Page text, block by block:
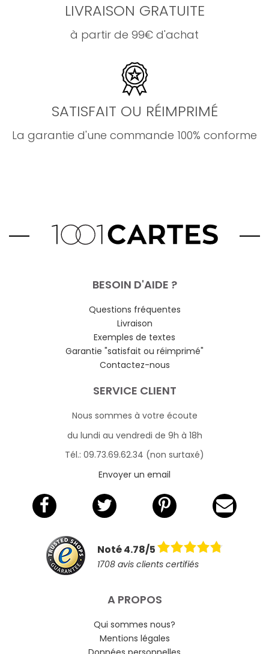
LIVRAISON GRATUITE
à partir de 99€ d'achat
SATISFAIT OU RÉIMPRIMÉ
La garantie d'une commande 100% conforme
BESOIN D'AIDE ?
Questions fréquentes
Livraison
Exemples de textes
Garantie "satisfait ou réimprimé"
Contactez-nous
SERVICE CLIENT
Nous sommes à votre écoute
du lundi au vendredi de 9h à 18h
Tél.: 09.73.69.62.34 (non surtaxé)
Envoyer un email
Noté 4.78/5
1708 avis clients certifiés
A PROPOS
Qui sommes nous?
Mentions légales